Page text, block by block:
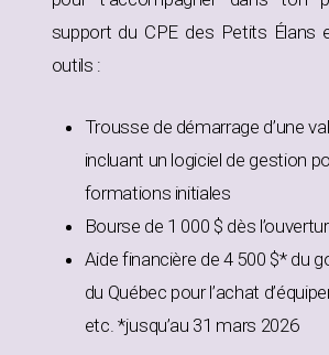
support du CPE des Petits Élans
outils :
Trousse de démarrage d’une
incluant un logiciel de gestion
formations initiales
Bourse de 1 000 $ dès
Aide financière de 4 500 $* du
du Québec pour l’achat
etc. *jusqu’au 31 mars 2026